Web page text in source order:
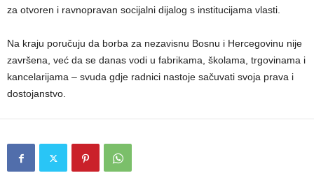
za otvoren i ravnopravan socijalni dijalog s institucijama vlasti.
Na kraju poručuju da borba za nezavisnu Bosnu i Hercegovinu nije
završena, već da se danas vodi u fabrikama, školama, trgovinama i
kancelarijama – svuda gdje radnici nastoje sačuvati svoja prava i
dostojanstvo.